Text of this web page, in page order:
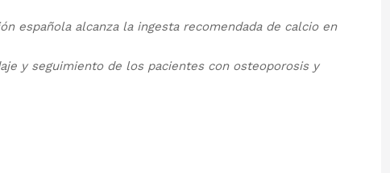
española alcanza la ingesta recomendada de calcio en
y seguimiento de los pacientes con osteoporosis y